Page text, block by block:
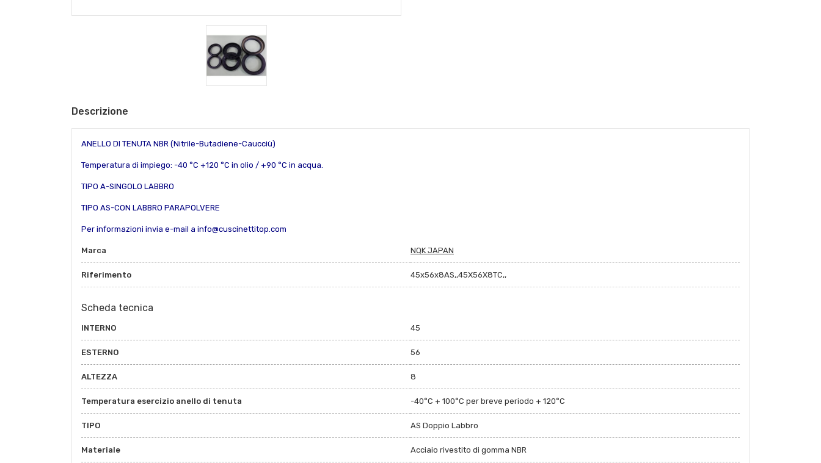
Descrizione
ANELLO DI TENUTA NBR (Nitrile-Butadiene-Caucciù)
Temperatura di impiego: -40 °C +120 °C in olio / +90 °C in acqua.
TIPO A-SINGOLO LABBRO
TIPO AS-CON LABBRO PARAPOLVERE
Per informazioni invia e-mail a info@cuscinettitop.com
Marca NQK JAPAN
Riferimento 45x56x8AS,,45X56X8TC,,
Scheda tecnica
INTERNO 45
ESTERNO 56
ALTEZZA 8
Temperatura esercizio anello di tenuta -40°C + 100°C per breve periodo + 120°C
TIPO AS Doppio Labbro
Materiale Acciaio rivestito di gomma NBR